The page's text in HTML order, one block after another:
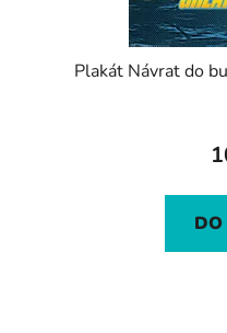
Plakát Návrat do
DO